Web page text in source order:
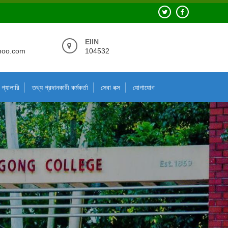
EIIN
104532
গ্যালারি তথ্য প্রদানকারী কর্মকর্তা সেবা বক্স যোগাযোগ